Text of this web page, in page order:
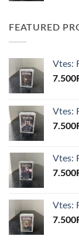
FEATURED
Vtes:
7.500
Vtes:
7.500
Vtes:
7.500
Vtes:
7.500